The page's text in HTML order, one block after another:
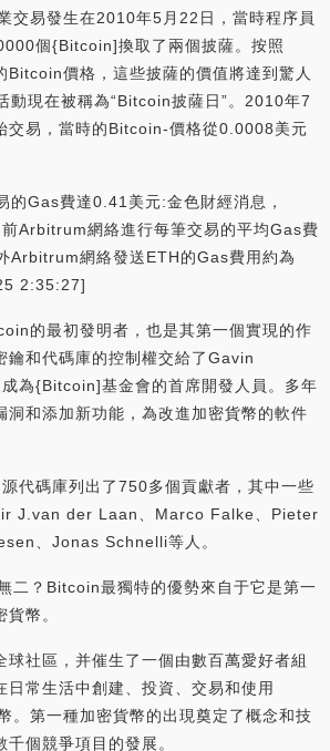
交易發生在2010年5月22日，當時程序員
個{Bitcoin]換取了兩個披薩。按照
Bitcoin價格，這些披薩的價值將達到驚人
動現在被稱為“Bitcoin披薩日”。2010年7
交易，當時的Bitcoin-價格從0.0008美元
的Gas費達0.41美元:金色財經消息，
Arbitrum網絡進行每筆交易的平均Gas費
Arbitrum網絡發送ETH的Gas費用約為
2:35:27]
的最初發明者，也是其第一個實現的作
鑰和代碼庫的控制權交給了Gavin
為{Bitcoin]基金會的首席開發人員。多年
洞和添加新功能，為改進加密貨幣的軟件
代碼庫列出了750多個貢獻者，其中一些
J.van der Laan、Marco Falke、Pieter
、Jonas Schnelli等人。
二？Bitcoin最獨特的優勢來自于它是第一
幣。
球社區，并催生了一個由數百萬愛好者組
日常生活中創建、投資、交易和使用
。第一種加密貨幣的出現奠定了概念和技
個競爭項目的發展。